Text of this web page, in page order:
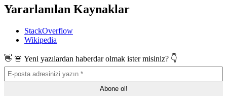
Yararlanılan Kaynaklar
StackOverflow
Wikipedia
👋 🚨 Yeni yazılardan haberdar olmak ister misiniz? 👇